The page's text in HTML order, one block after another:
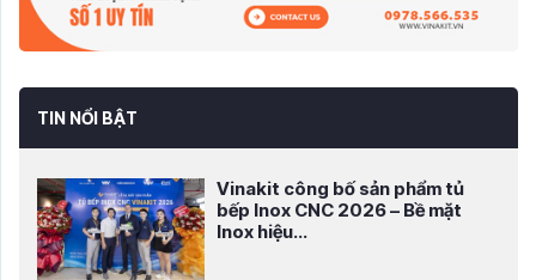
TIN NỔI BẬT
Vinakit công bố sản phẩm tủ
bếp Inox CNC 2026 – Bề mặt
Inox hiệu...